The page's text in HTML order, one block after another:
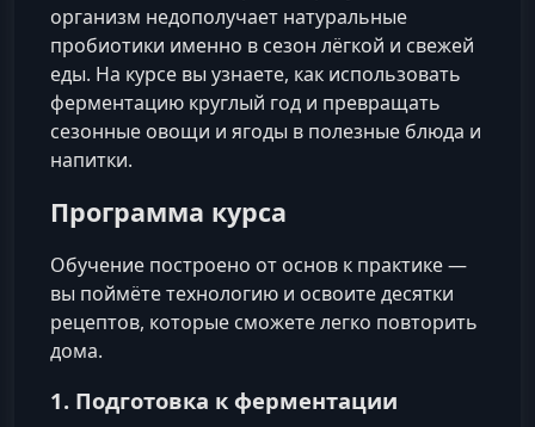
организм недополучает натуральные
пробиотики именно в сезон лёгкой и свежей
еды. На курсе вы узнаете, как использовать
ферментацию круглый год и превращать
сезонные овощи и ягоды в полезные блюда и
напитки.
Программа курса
Обучение построено от основ к практике —
вы поймёте технологию и освоите десятки
рецептов, которые сможете легко повторить
дома.
1. Подготовка к ферментации